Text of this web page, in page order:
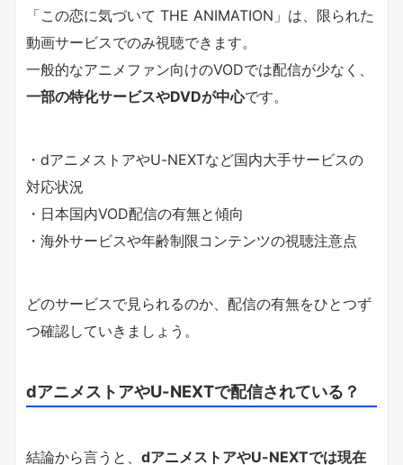
「この恋に気づいて THE ANIMATION」は、限られた
動画サービスでのみ視聴できます。
一般的なアニメファン向けのVODでは配信が少なく、
一部の特化サービスやDVDが中心です。
・dアニメストアやU-NEXTなど国内大手サービスの
対応状況
・日本国内VOD配信の有無と傾向
・海外サービスや年齢制限コンテンツの視聴注意点
どのサービスで見られるのか、配信の有無をひとつず
つ確認していきましょう。
dアニメストアやU-NEXTで配信されている？
結論から言うと、 dアニメストアやU-NEXTでは現在